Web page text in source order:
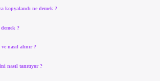
kopyalandı ne demek ?
?
nasıl alınır ?
nasıl tanıtıyor ?